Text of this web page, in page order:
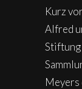
Kurz
Alfred
Stiftung
Meyers